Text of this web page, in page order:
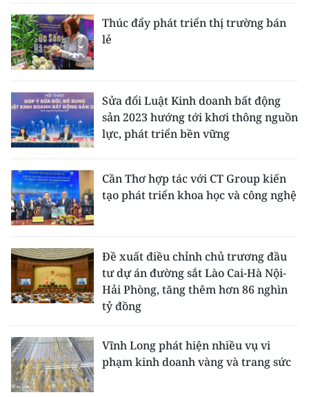
Thúc đẩy phát triển thị trường bán
lẻ
Sửa đổi Luật Kinh doanh bất động
sản 2023 hướng tới khơi thông nguồn
lực, phát triển bền vững
Cần Thơ hợp tác với CT Group kiến
tạo phát triển khoa học và công nghệ
Đề xuất điều chỉnh chủ trương đầu
tư dự án đường sắt Lào Cai-Hà Nội-
Hải Phòng, tăng thêm hơn 86 nghìn
tỷ đồng
Vĩnh Long phát hiện nhiều vụ vi
phạm kinh doanh vàng và trang sức